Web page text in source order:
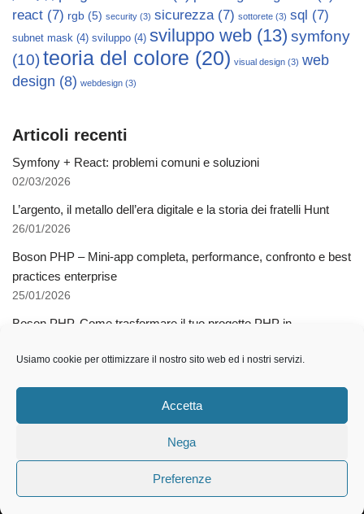
Usiamo cookie per ottimizzare il nostro sito web ed i nostri servizi.
Accetta
Nega
Preferenze
react (7) rgb (5) security (3) sicurezza(7) sottorete (3) sql (7)
subnet mask (4) sviluppo (4) sviluppo web (13) symfony
(10)teoria del colore (20) visual design (3) web
design (8) webdesign (3)
Articoli recenti
Symfony + React: problemi comuni e soluzioni
02/03/2026
L’argento, il metallo dell’era digitale e la storia dei fratelli Hunt
26/01/2026
Boson PHP – Mini-app completa, performance, confronto e best
practices enterprise
25/01/2026
Boson PHP. Come trasformare il tuo progetto PHP in
03/12/2025
Come l’AI libera dalla schiavitù della specializzazione
2021 © Gianluca Tramontana